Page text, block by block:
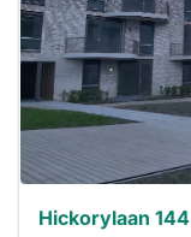
minuten
reageren.
Stekkies helpt
je hierbij!
Hickorylaan 144